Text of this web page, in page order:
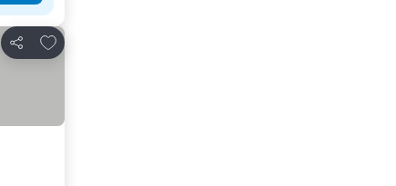
Partilhar
Adicionar aos favoritos